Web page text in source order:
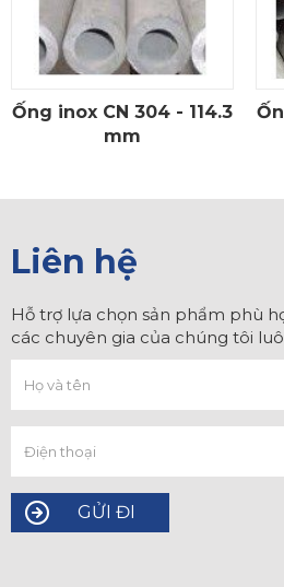
CHI TIẾT
Ống inox CN 304 - 114.3
mm
Liên hệ
Hỗ trợ lựa chọn sản phẩm phù
các chuyên gia của chúng tôi